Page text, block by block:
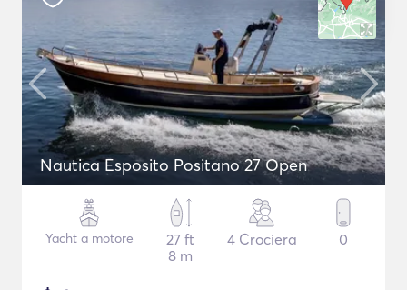
Nautica Esposito Positano 27 Open
Yacht a motore
27 ft
8 m
4 Crociera 0